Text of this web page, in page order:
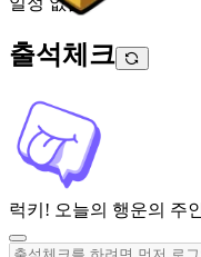
출석체크
럭키! 오늘의 행운의 주